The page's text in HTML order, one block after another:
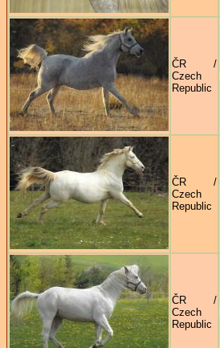
ČR /
Czech
Republic
ČR /
Czech
Republic
ČR /
Czech
Republic